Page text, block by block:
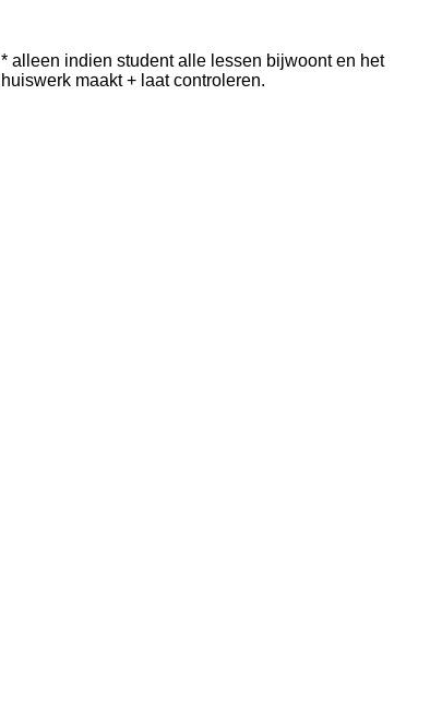
* alleen indien student alle lessen bijwoont en het
huiswerk maakt + laat controleren.